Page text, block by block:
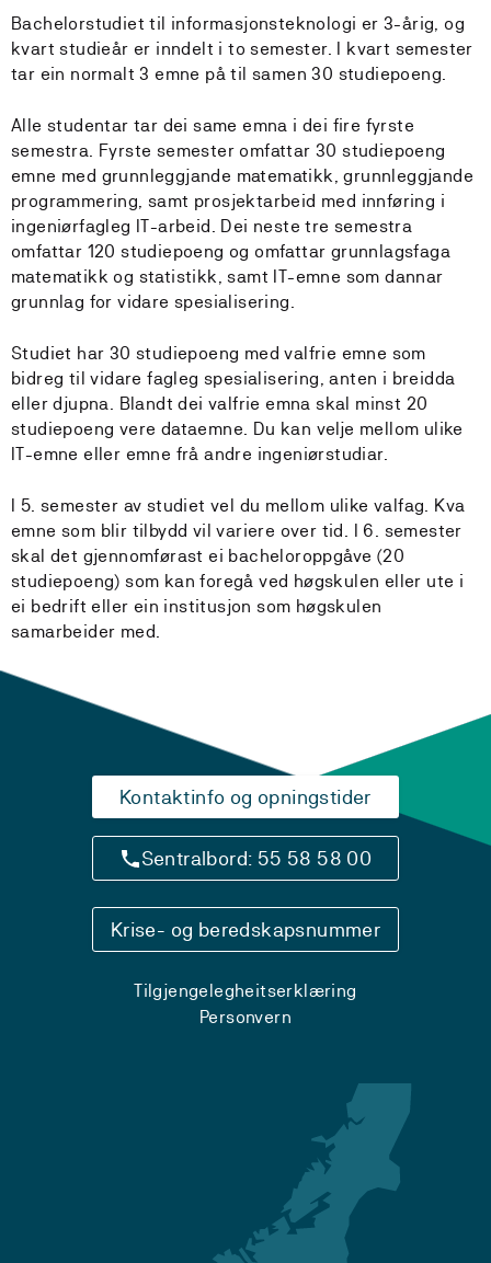
Bachelorstudiet til informasjonsteknologi er 3-årig, og
kvart studieår er inndelt i to semester. I kvart semester
tar ein normalt 3 emne på til samen 30 studiepoeng.
Alle studentar tar dei same emna i dei fire fyrste
semestra. Fyrste semester omfattar 30 studiepoeng
emne med grunnleggjande matematikk, grunnleggjande
programmering, samt prosjektarbeid med innføring i
ingeniørfagleg IT-arbeid. Dei neste tre semestra
omfattar 120 studiepoeng og omfattar grunnlagsfaga
matematikk og statistikk, samt IT-emne som dannar
grunnlag for vidare spesialisering.
Studiet har 30 studiepoeng med valfrie emne som
bidreg til vidare fagleg spesialisering, anten i breidda
eller djupna. Blandt dei valfrie emna skal minst 20
studiepoeng vere dataemne. Du kan velje mellom ulike
IT-emne eller emne frå andre ingeniørstudiar.
I 5. semester av studiet vel du mellom ulike valfag. Kva
emne som blir tilbydd vil variere over tid. I 6. semester
skal det gjennomførast ei bacheloroppgåve (20
studiepoeng) som kan foregå ved høgskulen eller ute i
ei bedrift eller ein institusjon som høgskulen
samarbeider med.
Kontaktinfo og opningstider
Sentralbord: 55 58 58 00
Krise- og beredskapsnummer
Tilgjengelegheitserklæring
Personvern